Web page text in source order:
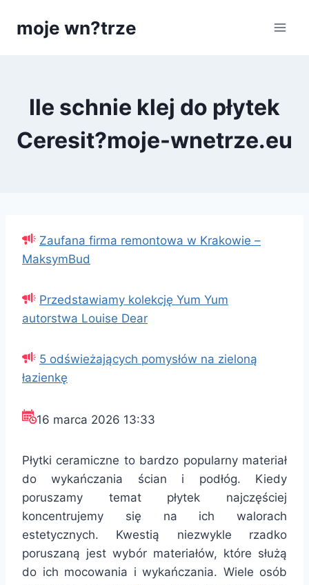
moje wn?trze
Ile schnie klej do płytek
Ceresit?moje-wnetrze.eu
Zaufana firma remontowa w Krakowie –
MaksymBud
Przedstawiamy kolekcję Yum Yum
autorstwa Louise Dear
5 odświeżających pomysłów na zieloną
łazienkę
16 marca 2026 13:33
Płytki ceramiczne to bardzo popularny materiał
do wykańczania ścian i podłóg. Kiedy
poruszamy temat płytek najczęściej
koncentrujemy się na ich walorach
estetycznych. Kwestią niezwykle rzadko
poruszaną jest wybór materiałów, które służą
do ich mocowania i wykańczania. Wiele osób